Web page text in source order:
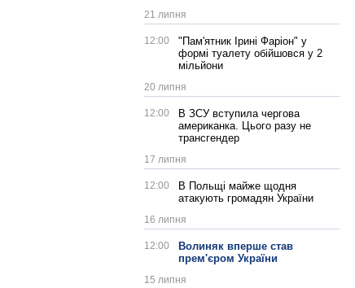
21 липня
12:00
"Пам'ятник Ірині Фаріон" у
формі туалету обійшовся у 2
мільйони
20 липня
12:00
В ЗСУ вступила чергова
американка. Цього разу не
трансгендер
17 липня
12:00
В Польщі майже щодня
атакують громадян України
16 липня
12:00
Волиняк вперше став
прем'єром України
15 липня